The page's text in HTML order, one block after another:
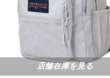
店舗在庫を見る